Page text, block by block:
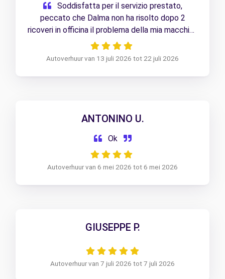
Soddisfatta per il servizio prestato,
peccato che Dalma non ha risolto dopo 2
ricoveri in officina il problema della mia macchina
Autoverhuur van 13 juli 2026 tot 22 juli 2026
ANTONINO U.
Ok
Autoverhuur van 6 mei 2026 tot 6 mei 2026
GIUSEPPE P.
Autoverhuur van 7 juli 2026 tot 7 juli 2026